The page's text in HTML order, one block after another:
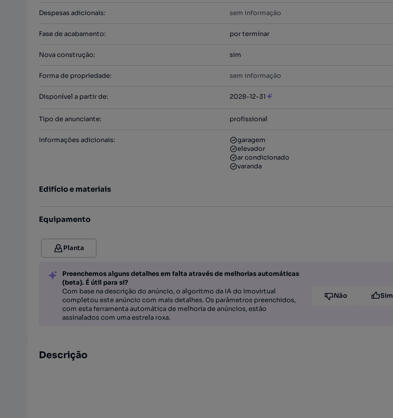
Despesas adicionais: sem informação
Fase de acabamento: por terminar
Nova construção: sim
Forma de propriedade: sem informação
Disponível a partir de: 2028-12-31
Tipo de anunciante: profissional
Informações adicionais:
garagem
elevador
ar condicionado
varanda
Edifício e materiais
Equipamento
Planta
Preenchemos alguns detalhes em falta através de melhorias automáticas
(beta). É útil para si?
Com base na descrição do anúncio, o algoritmo da IA do Imovirtual
completou este anúncio com mais detalhes. Os parâmetros preenchidos,
com esta ferramenta automática de melhoria de anúncios, estão
assinalados com uma estrela roxa.
Não Sim
Descrição